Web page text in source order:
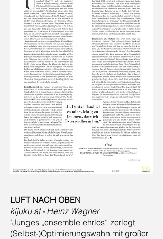
LUFT NACH OBEN
kijuku.at - Heinz Wagner
"Junges „ensemble ehrlos“ zerlegt
(Selbst-)Optimierungswahn mit großer